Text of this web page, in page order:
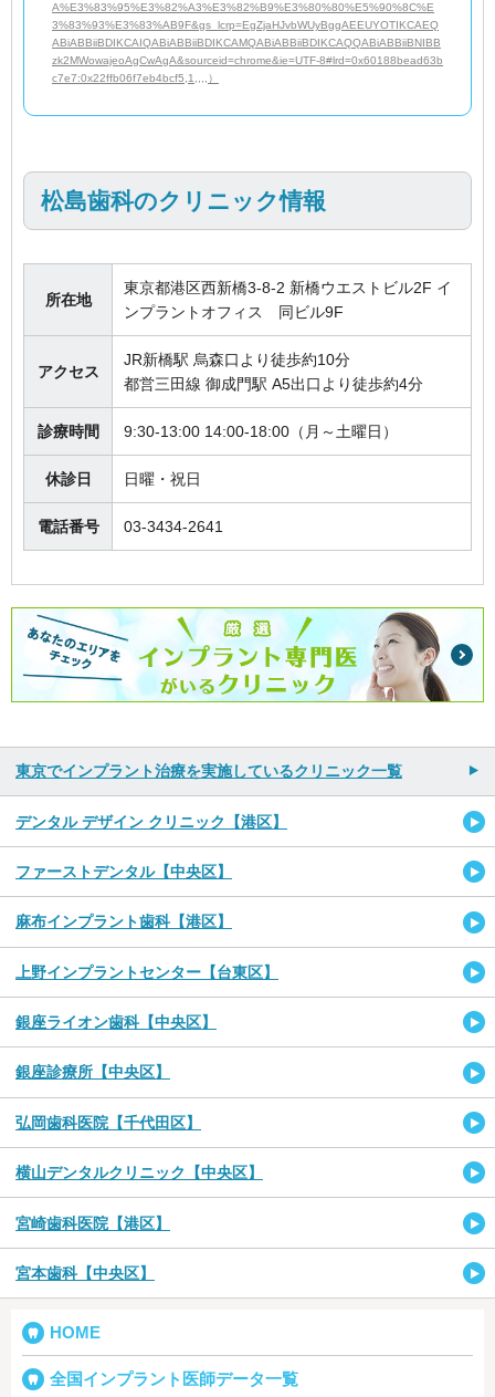
A%E3%83%95%E3%82%A3%E3%82%B9%E3%80%80%E5%90%8C%E
3%83%93%E3%83%AB9F&gs_lcrp=EgZjaHJvbWUyBggAEEUYOTIKCAEQ
ABiABBiiBDIKCAIQABiABBiiBDIKCAMQABiABBiiBDIKCAQQABiABBiiBNIBB
zk2MWowajeoAgCwAgA&sourceid=chrome&ie=UTF-8#lrd=0x60188bead63b
c7e7:0x22ffb06f7eb4bcf5,1,,,,）
松島歯科のクリニック情報
所在地
東京都港区西新橋3-8-2 新橋ウエストビル2F イ
ンプラントオフィス 同ビル9F
アクセス
JR新橋駅 烏森口より徒歩約10分
都営三田線 御成門駅 A5出口より徒歩約4分
診療時間 9:30-13:00 14:00-18:00（月～土曜日）
休診日 日曜・祝日
電話番号 03-3434-2641
東京でインプラント治療を実施しているクリニック一覧
デンタル デザイン クリニック【港区】
ファーストデンタル【中央区】
麻布インプラント歯科【港区】
上野インプラントセンター【台東区】
銀座ライオン歯科【中央区】
銀座診療所【中央区】
弘岡歯科医院【千代田区】
横山デンタルクリニック【中央区】
宮崎歯科医院【港区】
宮本歯科【中央区】
HOME
全国インプラント医師データ一覧